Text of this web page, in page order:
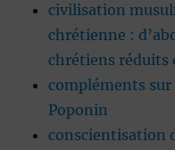
civilisation
chrétienne :
chrétiens réduits
compléments sur
Poponin
conscientisation